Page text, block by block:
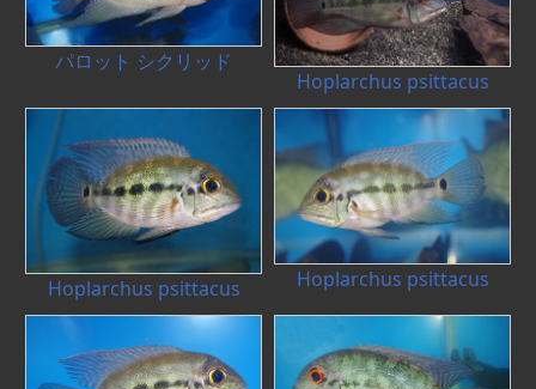
パロット シクリッド
Hoplarchus psittacus
Hoplarchus psittacus Hoplarchus psittacus